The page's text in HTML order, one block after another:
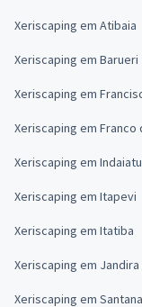
Xeriscaping em Atibaia
Xeriscaping em Barueri
Xeriscaping em
Xeriscaping em Franco
Xeriscaping em
Xeriscaping em Itapevi
Xeriscaping em Itatiba
Xeriscaping em Jandira
Xeriscaping em